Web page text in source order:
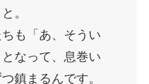
。
も「あ、そうい
なって、息巻い
鎮まるんです。